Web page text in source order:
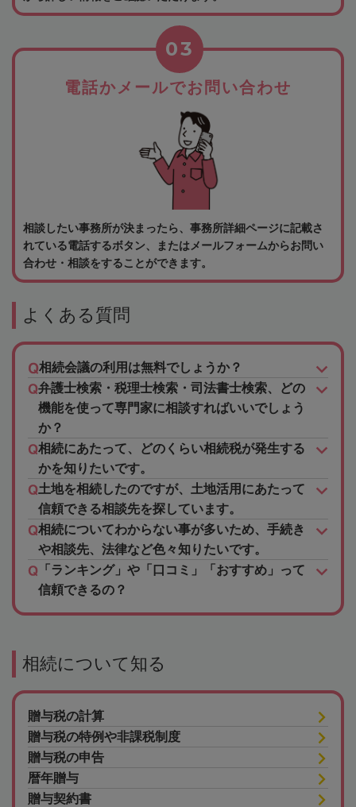
電話かメールでお問い合わせ
03
相談したい事務所が決まったら、事務所詳細ページに記載さ
れている電話するボタン、またはメールフォームからお問い
合わせ・相談をすることができます。
よくある質問
相続会議の利用は無料でしょうか？
弁護士検索・税理士検索・司法書士検索、どの
機能を使って専門家に相談すればいいでしょう
か？
相続にあたって、どのくらい相続税が発生する
かを知りたいです。
土地を相続したのですが、土地活用にあたって
信頼できる相談先を探しています。
相続についてわからない事が多いため、手続き
や相談先、法律など色々知りたいです。
「ランキング」や「口コミ」「おすすめ」って
信頼できるの？
相続について知る
贈与税の計算
贈与税の特例や非課税制度
贈与税の申告
暦年贈与
贈与契約書